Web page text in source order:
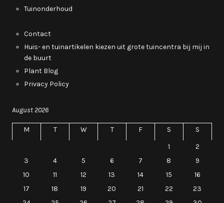
Tuinonderhoud
Contact
Huis- en tuinartikelen kiezen uit grote tuincentra bij mij in
de buurt
Plant Blog
Privacy Policy
August 2026
M T W T F S
S
1
2
3
4 5 6 7 8
9
10
11 12 13 14 15
16
17
18 19 20 21 22
23